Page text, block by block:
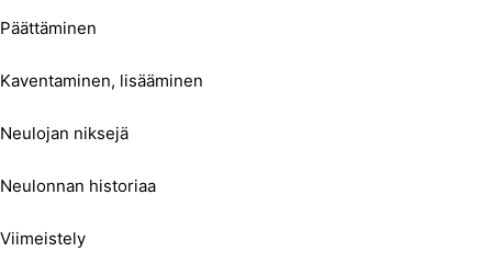
Päättäminen
Kaventaminen, lisääminen
Neulojan niksejä
Neulonnan historiaa
Viimeistely